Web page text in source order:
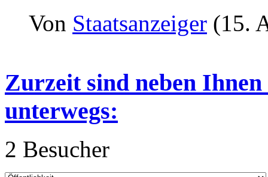
Von Staatsanzeiger (15.
Zurzeit sind neben
unterwegs:
2 Besucher